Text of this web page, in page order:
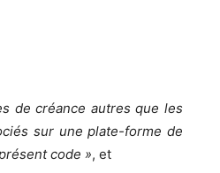
de créance autres que les
sur une plate-forme de
code », et